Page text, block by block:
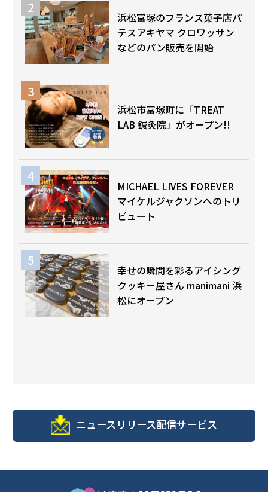
浜松富塚のフランス菓子店パ
テスアキヤマ クロワッサン
などのパン販売を開始
浜松市富塚町に「TREAT
LAB 鍼灸院」がオープン!!
MICHAEL LIVES FOREVER
マイケルジャクソンへのトリ
ビュート
幸せの瞬間を彩るアイシング
クッキー屋さん manimani 浜
松にオープン
ニュースリリース配信サービス